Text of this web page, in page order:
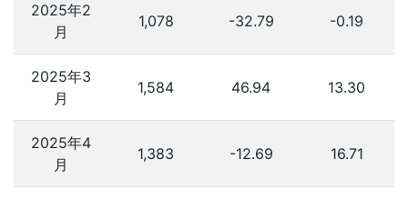
2025年2
月
1,078 -32.79 -0.19
2025年3
月
1,584 46.94 13.30
2025年4
月
1,383 -12.69 16.71